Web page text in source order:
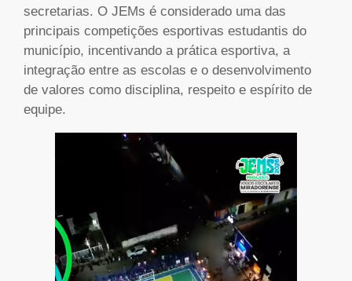
secretarias. O JEMs é considerado uma das
principais competições esportivas estudantis do
município, incentivando a prática esportiva, a
integração entre as escolas e o desenvolvimento
de valores como disciplina, respeito e espírito de
equipe.